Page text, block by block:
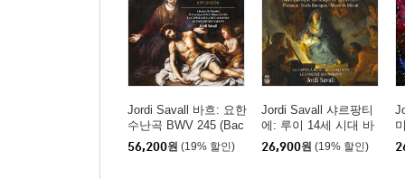
Jordi Savall 바흐: 요한
수난곡 BWV 245 (Bac
h: Johannes-Passion B
WV 245) [Hybrid SAC
56,200원 (19% 할인)
Jordi Savall 샤르팡티
에: 루이 14세 시대 바
로크 크리스마스 (Char
pentier: Baroque Christ
26,900원 (19% 할인)